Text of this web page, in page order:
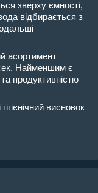
зверху ємності,
відбирається з
асортимент
сек. Найменшим є
продуктивністю
висновок